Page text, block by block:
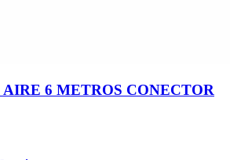
6 METROS CONECTOR